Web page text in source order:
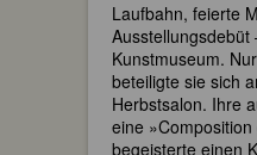
Laufbahn, feierte
Ausstellungsdebüt
Kunstmuseum.
beteiligte sie sich
Herbstsalon. Ihre
eine
begeisterte einen